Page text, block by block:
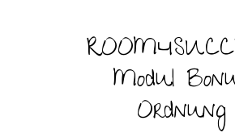
Modul
Ordnung